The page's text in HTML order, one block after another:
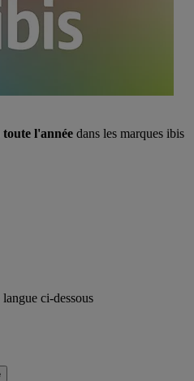
l'année dans les marques ibis
ci-dessous